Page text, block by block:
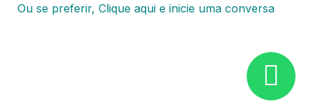
Ou se preferir, Clique aqui e inicie uma conversa